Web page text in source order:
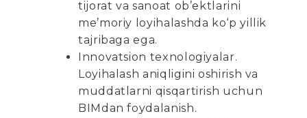
tijorat va sanoat ob’ektlarini
me’moriy loyihalashda ko‘p yillik
tajribaga ega.
Innovatsion texnologiyalar.
Loyihalash aniqligini oshirish va
muddatlarni qisqartirish uchun
BIMdan foydalanish.